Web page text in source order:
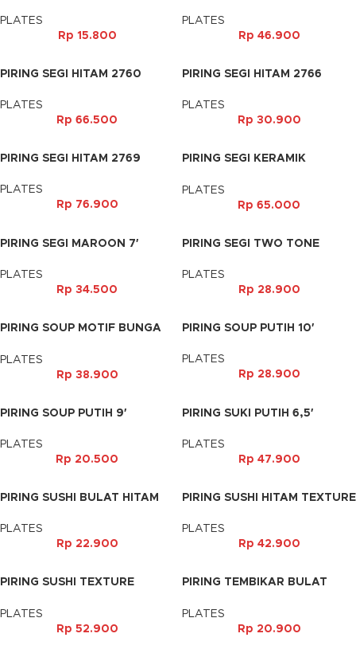
PLATES
Rp 15.800
PLATES
Rp 46.900
PIRING SEGI HITAM 2760
PLATES
Rp 66.500
PIRING SEGI HITAM 2766
PLATES
Rp 30.900
PIRING SEGI HITAM 2769
PLATES
Rp 76.900
PIRING SEGI KERAMIK
PLATES
Rp 65.000
PIRING SEGI MAROON 7′
PLATES
Rp 34.500
PIRING SEGI TWO TONE
PLATES
Rp 28.900
PIRING SOUP MOTIF BUNGA
PLATES
Rp 38.900
PIRING SOUP PUTIH 10′
PLATES
Rp 28.900
PIRING SOUP PUTIH 9′
PLATES
Rp 20.500
PIRING SUKI PUTIH 6,5′
PLATES
Rp 47.900
PIRING SUSHI BULAT HITAM
PLATES
Rp 22.900
PIRING SUSHI HITAM TEXTURE
PLATES
Rp 42.900
PIRING SUSHI TEXTURE
PLATES
Rp 52.900
PIRING TEMBIKAR BULAT
PLATES
Rp 20.900